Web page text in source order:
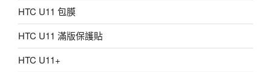
HTC U11 包膜
HTC U11 滿版保護貼
HTC U11+